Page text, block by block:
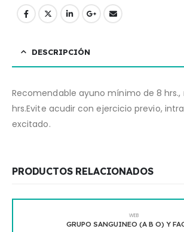
DESCRIPCIÓN
Recomendable ayuno mínimo de 8 hrs.,
hrs.Evite acudir con ejercicio previo,
excitado.
PRODUCTOS RELACIONADOS
WEB
GRUPO SANGUINEO (A B O) Y